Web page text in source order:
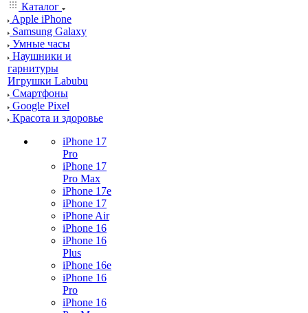
Каталог
Apple iPhone
Samsung Galaxy
Умные часы
Наушники и
гарнитуры
Игрушки Labubu
Смартфоны
Google Pixel
Красота и здоровье
iPhone 17
Pro
iPhone 17
Pro Max
iPhone 17e
iPhone 17
iPhone Air
iPhone 16
iPhone 16
Plus
iPhone 16e
iPhone 16
Pro
iPhone 16